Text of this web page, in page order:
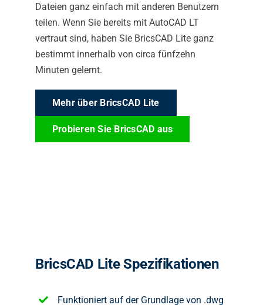
Dateien ganz einfach mit anderen Benutzern
teilen. Wenn Sie bereits mit AutoCAD LT
vertraut sind, haben Sie BricsCAD Lite ganz
bestimmt innerhalb von circa fünfzehn
Minuten gelernt.
Mehr über BricsCAD Lite
Probieren Sie BricsCAD aus
BricsCAD Lite Spezifikationen
Funktioniert auf der Grundlage von .dwg